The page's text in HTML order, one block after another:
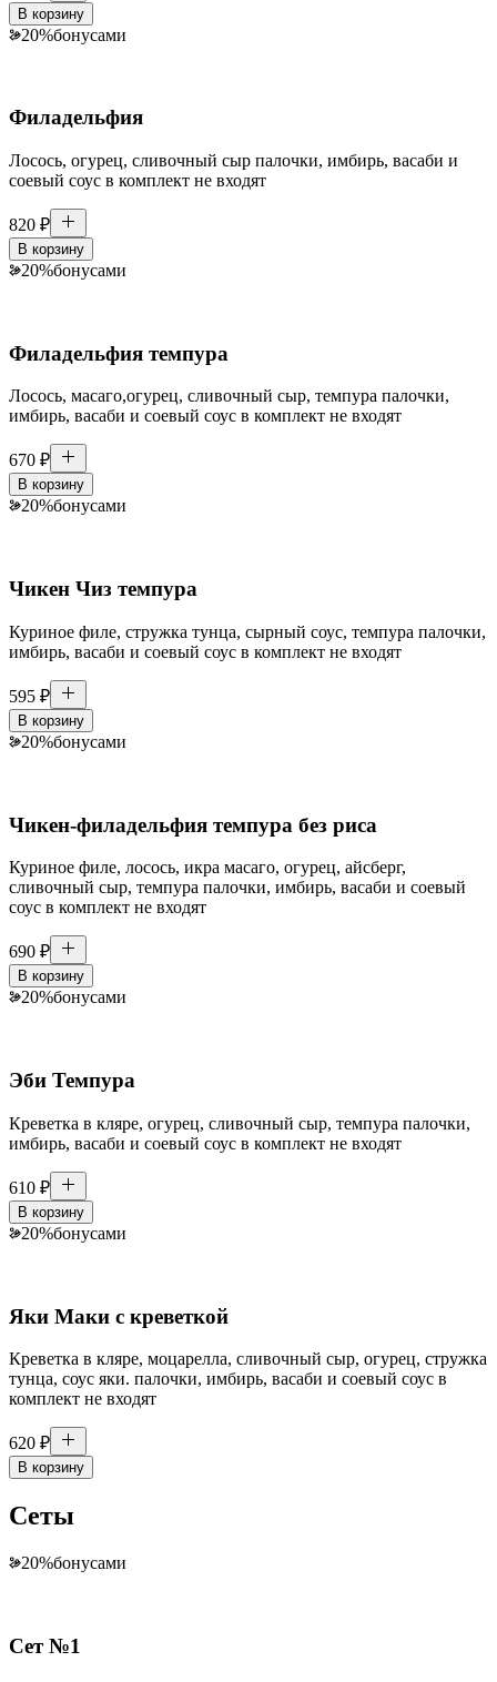
В корзину
20%бонусами
Филадельфия
Лосось, огурец, сливочный сыр палочки, имбирь, васаби и
соевый соус в комплект не входят
820 ₽
В корзину
20%бонусами
Филадельфия темпура
Лосось, масаго,огурец, сливочный сыр, темпура палочки,
имбирь, васаби и соевый соус в комплект не входят
670 ₽
В корзину
20%бонусами
Чикен Чиз темпура
Куриное филе, стружка тунца, сырный соус, темпура палочки,
имбирь, васаби и соевый соус в комплект не входят
595 ₽
В корзину
20%бонусами
Чикен-филадельфия темпура без риса
Куриное филе, лосось, икра масаго, огурец, айсберг,
сливочный сыр, темпура палочки, имбирь, васаби и соевый
соус в комплект не входят
690 ₽
В корзину
20%бонусами
Эби Темпура
Креветка в кляре, огурец, сливочный сыр, темпура палочки,
имбирь, васаби и соевый соус в комплект не входят
610 ₽
В корзину
20%бонусами
Яки Маки с креветкой
Креветка в кляре, моцарелла, сливочный сыр, огурец, стружка
тунца, соус яки. палочки, имбирь, васаби и соевый соус в
комплект не входят
620 ₽
В корзину
Сеты
20%бонусами
Сет №1